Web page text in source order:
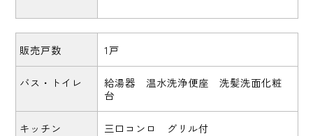
販売戸数 1戸
バス・トイレ
給湯器 温水洗浄便座 洗髪洗面化粧
台
キッチン 三口コンロ グリル付